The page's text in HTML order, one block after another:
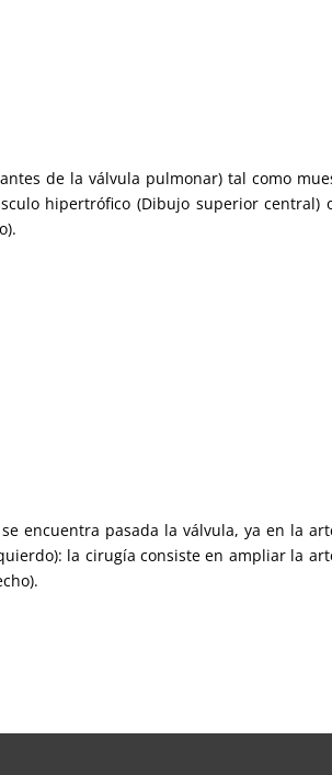
de la válvula pulmonar) tal como
hipertrófico (Dibujo superior central)
encuentra pasada la válvula, ya en la
la cirugía consiste en ampliar la